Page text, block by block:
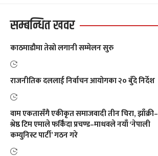
सम्बन्धित खवर
काठमाडौमा तेस्रो लगानी सम्मेलन सुरु
राजनीतिक दललाई निर्वाचन आयोगका २० बुँदे निर्देश
वाम एकतासँगै एकीकृत समाजवादी तीन चिरा, झाँक्री–
श्रेष्ठ टिम एमाले फर्किँदा प्रचण्ड–माधवले नयाँ ‘नेपाली
कम्युनिस्ट पार्टी’ गठन गरे